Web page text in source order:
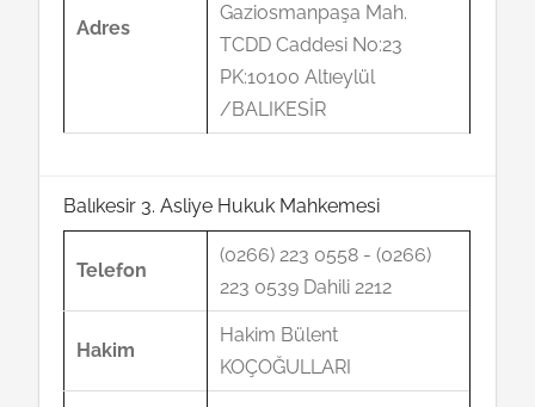
Adres
Gaziosmanpaşa Mah.
TCDD Caddesi No:23
PK:10100 Altıeylül
/BALIKESİR
Balıkesir 3. Asliye Hukuk Mahkemesi
Telefon
(0266) 223 0558 - (0266)
223 0539 Dahili 2212
Hakim
Hakim Bülent
KOÇOĞULLARI